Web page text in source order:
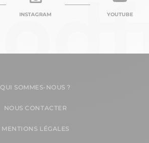
INSTAGRAM YOUTUBE
QUI SOMMES-NOUS ?
NOUS CONTACTER
MENTIONS LÉGALES